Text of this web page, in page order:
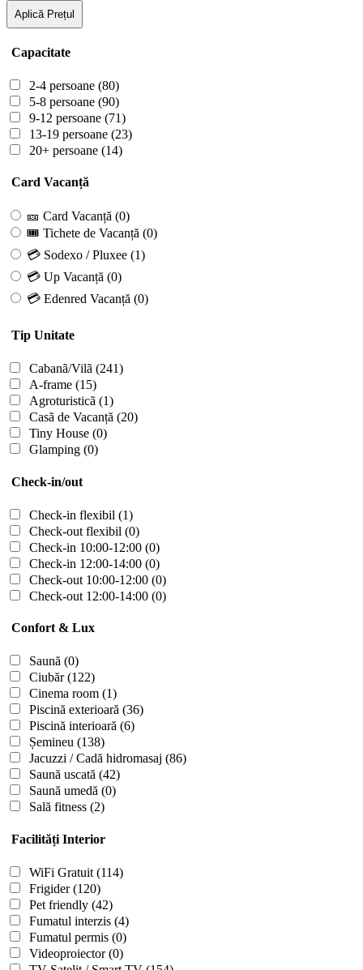
Aplică Prețul
Capacitate
2-4 persoane (80)
5-8 persoane (90)
9-12 persoane (71)
13-19 persoane (23)
20+ persoane (14)
Card Vacanță
🎫 Card Vacanță (0)
🎟 Tichete de Vacanță (0)
💳 Sodexo / Pluxee (1)
💳 Up Vacanță (0)
💳 Edenred Vacanță (0)
Tip Unitate
Cabanã/Vilã (241)
A-frame (15)
Agroturisticã (1)
Casã de Vacanță (20)
Tiny House (0)
Glamping (0)
Check-in/out
Check-in flexibil (1)
Check-out flexibil (0)
Check-in 10:00-12:00 (0)
Check-in 12:00-14:00 (0)
Check-out 10:00-12:00 (0)
Check-out 12:00-14:00 (0)
Confort & Lux
Saună (0)
Ciubăr(122)
Cinema room (1)
Piscină exterioară (36)
Piscină interioară (6)
Șemineu (138)
Jacuzzi / Cadă hidromasaj (86)
Saună uscată (42)
Saună umedă (0)
Sală fitness (2)
Facilități Interior
WiFi Gratuit (114)
Frigider(120)
Pet friendly (42)
Fumatul interzis (4)
Fumatul permis (0)
Videoproiector(0)